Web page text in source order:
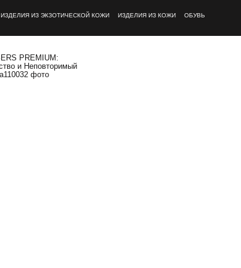
ИЗДЕЛИЯ ИЗ ЭКЗОТИЧЕСКОЙ КОЖИ ИЗДЕЛИЯ ИЗ КОЖИ ОБУВЬ